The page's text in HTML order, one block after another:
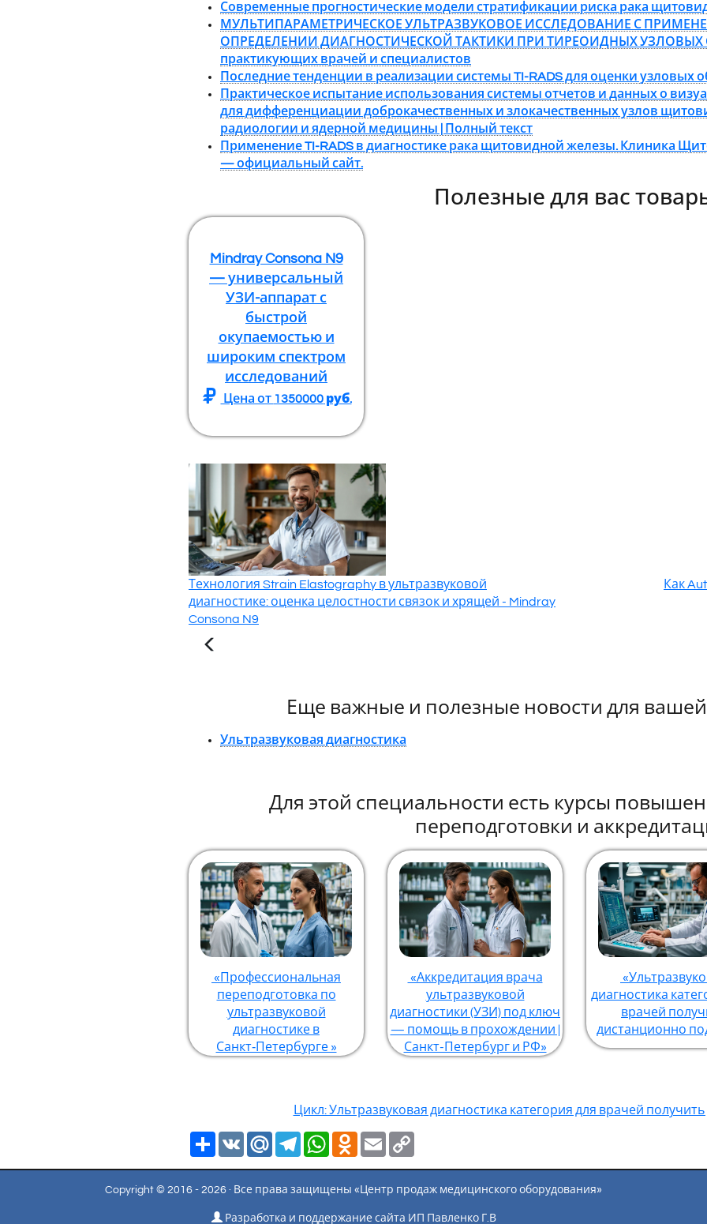
Современные прогностические модели стратификации риска рака
МУЛЬТИПАРАМЕТРИЧЕСКОЕ УЛЬТРАЗВУКОВОЕ ИССЛЕДОВАНИЕ С
ОПРЕДЕЛЕНИИ ДИАГНОСТИЧЕСКОЙ ТАКТИКИ ПРИ ТИРЕОИДНЫХ УЗЛОВЫХ
практикующих врачей и специалистов
Последние тенденции в реализации системы TI-RADS для оценки
Практическое испытание использования системы отчетов и данных о
для дифференциации доброкачественных и злокачественных узлов
радиологии и ядерной медицины | Полный текст
Применение TI-RADS в диагностике рака щитовидной железы. Клиника
— официальный сайт.
Полезные для вас
Mindray Consona N9
— универсальный
УЗИ-аппарат с
быстрой
окупаемостью и
широким спектром
исследований
Цена от 1350000руб.
Технология Strain Elastography в ультразвуковой
диагностике: оценка целостности связок и хрящей - Mindray
Consona N9
Как
Еще важные и полезные новости для
Ультразвуковая диагностика
Для этой специальности есть курсы
переподготовки и
«Профессиональная
переподготовка по
ультразвуковой
диагностике в
Санкт‑Петербурге »
«Аккредитация врача
ультразвуковой
диагностики (УЗИ) под ключ
— помощь в прохождении |
Санкт-Петербург и РФ»
диагностика
врачей
дистанционно
Цикл: Ультразвуковая диагностика категория для врачей
Ресурс
VK Mail.RuTelegramWhatsAppOdnoklassniki
Email
Copyright © 2016 - 2026 · Все права защищены «Центр продаж медицинского оборудования»
Разработка и поддержание сайта ИП Павленко Г.В